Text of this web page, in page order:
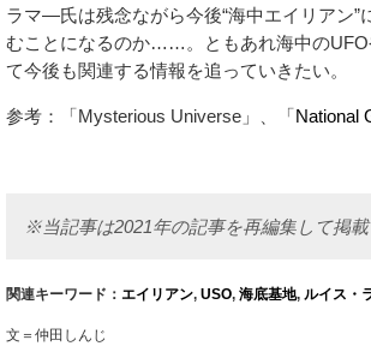
ラマ―氏は残念ながら今後“海中エイリアン”
むことになるのか……。ともあれ海中のUFO
て今後も関連する情報を追っていきたい。
参考：「Mysterious Universe」、「National
※当記事は2021年の記事を再編集して掲載
関連キーワード： エイリアン, USO, 海底基地, ルイス・
文＝仲田しんじ